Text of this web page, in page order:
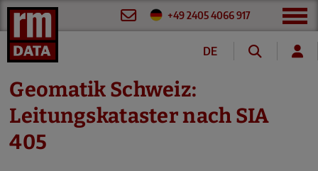
+49 2405 4066 917
DE
Geomatik Schweiz:
Leitungskataster nach SIA
405